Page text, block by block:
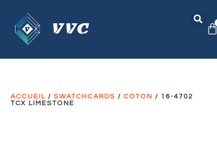
ACCUEIL /SWATCHCARDS /COTON / 16-4702
TCX LIMESTONE